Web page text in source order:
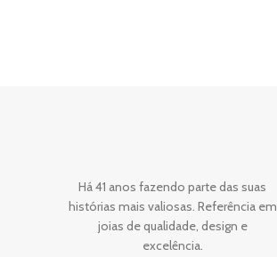
Há 41 anos fazendo parte das suas
histórias mais valiosas. Referência em
joias de qualidade, design e
excelência.